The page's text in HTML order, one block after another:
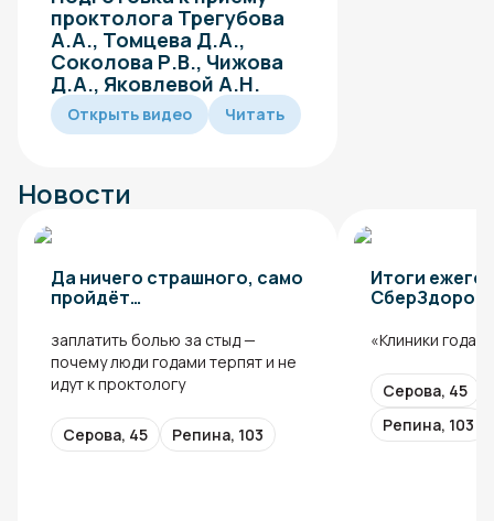
проктолога Трегубова
А.А., Томцева Д.А.,
Соколова Р.В., Чижова
Д.А., Яковлевой А.Н.
Открыть видео Читать
Новости
Да ничего страшного, само
пройдёт…
заплатить болью за стыд —
почему люди годами терпят и не
идут к проктологу
Серова, 45 Репина, 103
Итоги
«Клиники года»
Серова, 45
Репина, 103